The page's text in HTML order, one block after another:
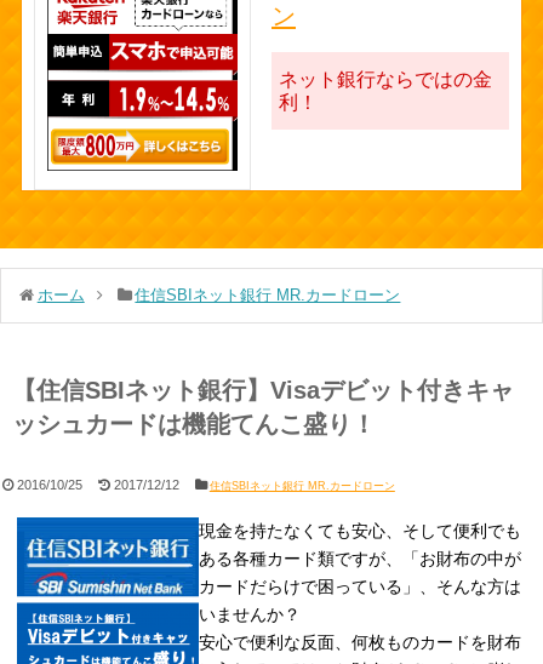
ン
ネット銀行ならではの金
利！
ホーム 住信SBIネット銀行 MR.カードローン
【住信SBIネット銀行】Visaデビット付きキャ
ッシュカードは機能てんこ盛り！
2016/10/25 2017/12/12 住信SBIネット銀行 MR.カードローン
現金を持たなくても安心、そして便利でも
ある各種カード類ですが、「お財布の中が
カードだらけで困っている」、そんな方は
いませんか？
安心で便利な反面、何枚ものカードを財布